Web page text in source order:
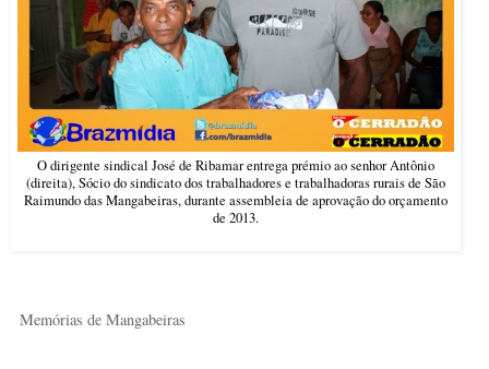
O dirigente sindical José de Ribamar entrega prémio ao senhor Antônio
(direita), Sócio do sindicato dos trabalhadores e trabalhadoras rurais de São
Raimundo das Mangabeiras, durante assembleia de aprovação do orçamento
de 2013.
Memórias de Mangabeiras